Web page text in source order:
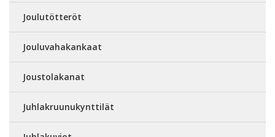
Joulutötteröt
Jouluvahakankaat
Joustolakanat
Juhlakruunukynttilät